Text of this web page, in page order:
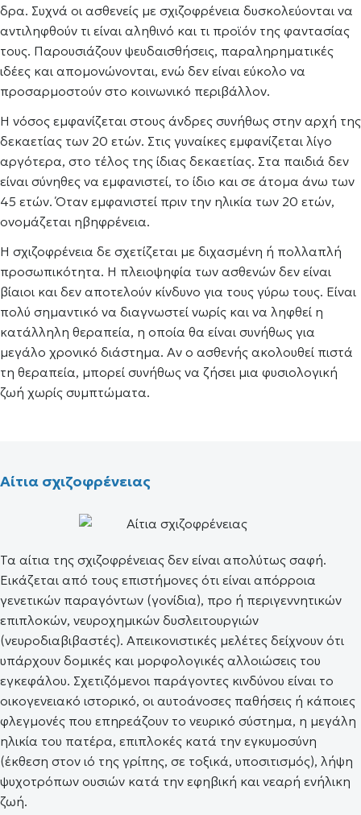
δρα. Συχνά οι ασθενείς με σχιζοφρένεια δυσκολεύονται να
αντιληφθούν τι είναι αληθινό και τι προϊόν της φαντασίας
τους. Παρουσιάζουν ψευδαισθήσεις, παραληρηματικές
ιδέες και απομονώνονται, ενώ δεν είναι εύκολο να
προσαρμοστούν στο κοινωνικό περιβάλλον.
Η νόσος εμφανίζεται στους άνδρες συνήθως στην αρχή της
δεκαετίας των 20 ετών. Στις γυναίκες εμφανίζεται λίγο
αργότερα, στο τέλος της ίδιας δεκαετίας. Στα παιδιά δεν
είναι σύνηθες να εμφανιστεί, το ίδιο και σε άτομα άνω των
45 ετών. Όταν εμφανιστεί πριν την ηλικία των 20 ετών,
ονομάζεται ηβηφρένεια.
Η σχιζοφρένεια δε σχετίζεται με διχασμένη ή πολλαπλή
προσωπικότητα. Η πλειοψηφία των ασθενών δεν είναι
βίαιοι και δεν αποτελούν κίνδυνο για τους γύρω τους. Είναι
πολύ σημαντικό να διαγνωστεί νωρίς και να ληφθεί η
κατάλληλη θεραπεία, η οποία θα είναι συνήθως για
μεγάλο χρονικό διάστημα. Αν ο ασθενής ακολουθεί πιστά
τη θεραπεία, μπορεί συνήθως να ζήσει μια φυσιολογική
ζωή χωρίς συμπτώματα.
Αίτια σχιζοφρένειας
Τα αίτια της σχιζοφρένειας δεν είναι απολύτως σαφή.
Εικάζεται από τους επιστήμονες ότι είναι απόρροια
γενετικών παραγόντων (γονίδια), προ ή περιγεννητικών
επιπλοκών, νευροχημικών δυσλειτουργιών
(νευροδιαβιβαστές). Απεικονιστικές μελέτες δείχνουν ότι
υπάρχουν δομικές και μορφολογικές αλλοιώσεις του
εγκεφάλου. Σχετιζόμενοι παράγοντες κινδύνου είναι το
οικογενειακό ιστορικό, οι αυτοάνοσες παθήσεις ή κάποιες
φλεγμονές που επηρεάζουν το νευρικό σύστημα, η μεγάλη
ηλικία του πατέρα, επιπλοκές κατά την εγκυμοσύνη
(έκθεση στον ιό της γρίπης, σε τοξικά, υποσιτισμός), λήψη
ψυχοτρόπων ουσιών κατά την εφηβική και νεαρή ενήλικη
ζωή.